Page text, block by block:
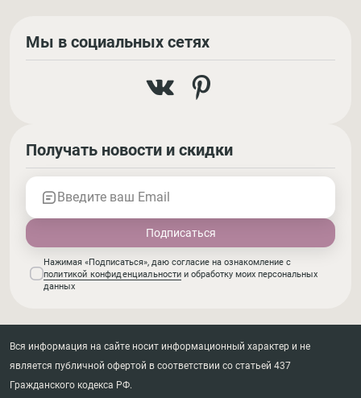
Мы в социальных сетях
Получать новости и скидки
Введите ваш Email
Нажимая «Подписаться», даю согласие на ознакомление с
политикой конфиденциальности и обработку моих персональных
данных
Вся информация на сайте носит информационный характер и не
является публичной офертой в соответствии со статьей 437
Гражданского кодекса РФ.